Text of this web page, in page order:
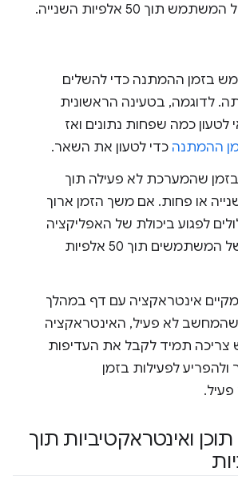
אלפיות השנייה.
ההמתנה כדי להשלים
בטעינה הראשונית
כמה שפחות נתונים ואז
כדי לטעון את השאר.
שהמערכת לא פעילה תוך
או פחות. אם משך הזמן ארוך
לפגוע ביכולת של האפליקציה
להגיב לקלט של המשתמשים תוך 50 אלפיות
אינטראקציה עם דף במהלך
לא פעיל, האינטראקציה
תמיד לקבל את העדיפות
לפעילות בזמן
ואינטראקטיביות תוך